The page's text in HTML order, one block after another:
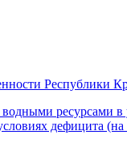
Республики
дефицита